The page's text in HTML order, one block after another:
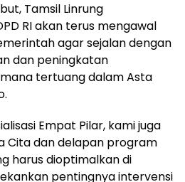
Tamsil Linrung
RI akan terus mengawal
agar sejalan dengan
dan peningkatan
tertuang dalam Asta
Empat Pilar, kami juga
Cita dan delapan program
harus dioptimalkan di
pentingnya intervensi